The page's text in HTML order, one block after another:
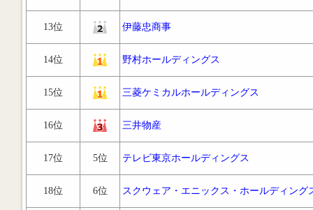
13位 伊藤忠商事
14位 野村ホールディングス
15位 三菱ケミカルホールディングス
16位 三井物産
17位 5位 テレビ東京ホールディングス
18位 6位 スクウェア・エニックス・ホールディング